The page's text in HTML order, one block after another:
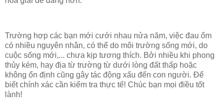
Trường hợp các bạn mới cưới nhau nửa năm, việc đau ốm
có nhiều nguyên nhân, có thể do môi trường sống mới, do
cuộc sống mới,... chưa kịp tương thích. Bởi nhiều khi phong
thủy kém, hay địa từ trường từ dưới lòng đất thấp hoặc
không ổn định cũng gây tác động xấu đến con người. Để
biết chính xác cần kiểm tra thực tế! Chúc bạn mọi điều tốt
lành!